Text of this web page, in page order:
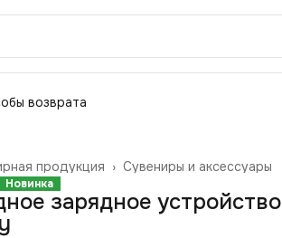
возврата
Сувениры и аксессуары
продукция ›
Новинка
зарядное устройство